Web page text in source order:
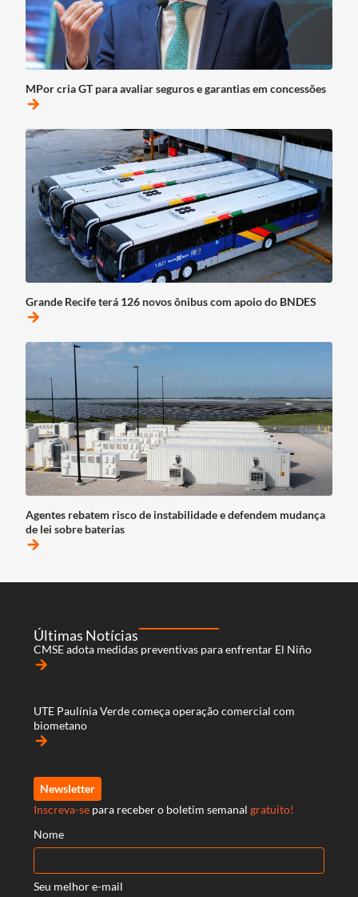
MPor cria GT para avaliar seguros e garantias em concessões
arrow_forward
Grande Recife terá 126 novos ônibus com apoio do BNDES
arrow_forward
Agentes rebatem risco de instabilidade e defendem mudança
de lei sobre baterias
arrow_forward
Últimas Notícias
CMSE adota medidas preventivas para enfrentar El Niño
arrow_forward
UTE Paulínia Verde começa operação comercial com
biometano
arrow_forward
Newsletter
Inscreva-se para receber o boletim semanal gratuito!
Nome
Seu melhor e-mail